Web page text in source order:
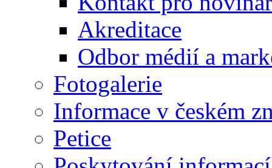
Akreditace
Odbor médií a
Fotogalerie
Informace v českém
Petice